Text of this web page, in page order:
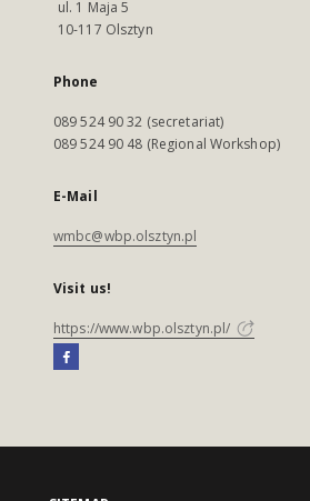
ul. 1 Maja 5
10-117 Olsztyn
Phone
089 524 90 32 (secretariat)
089 524 90 48 (Regional Workshop)
E-Mail
wmbc@wbp.olsztyn.pl
Visit us!
https://www.wbp.olsztyn.pl/